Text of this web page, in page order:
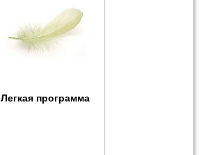
Легкая программа